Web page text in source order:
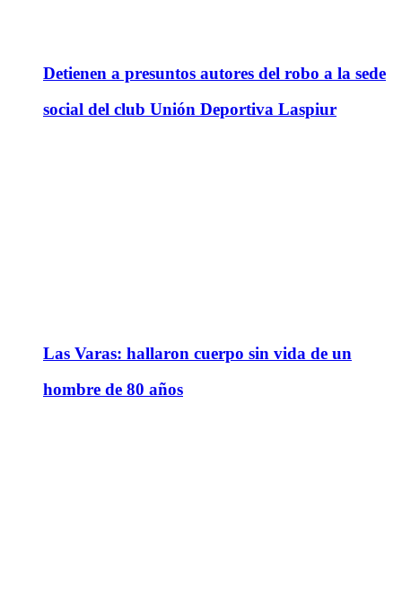
Detienen a presuntos autores del robo a la sede
social del club Unión Deportiva Laspiur
Las Varas: hallaron cuerpo sin vida de un
hombre de 80 años